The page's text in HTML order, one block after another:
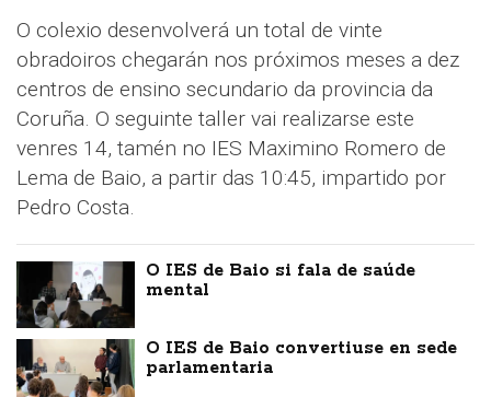
O colexio desenvolverá un total de vinte
obradoiros chegarán nos próximos meses a dez
centros de ensino secundario da provincia da
Coruña. O seguinte taller vai realizarse este
venres 14, tamén no IES Maximino Romero de
Lema de Baio, a partir das 10:45, impartido por
Pedro Costa.
O IES de Baio si fala de saúde
mental
O IES de Baio convertiuse en sede
parlamentaria